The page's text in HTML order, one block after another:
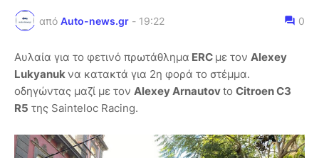
από Auto-news.gr - 19:22 0
Αυλαία για το φετινό πρωτάθλημα ERC με τον Alexey
Lukyanukνα κατακτά για 2η φορά το στέμμα.
οδηγώντας μαζί με τον Alexey Arnautovto Citroen C3
R5 της Sainteloc Racing.